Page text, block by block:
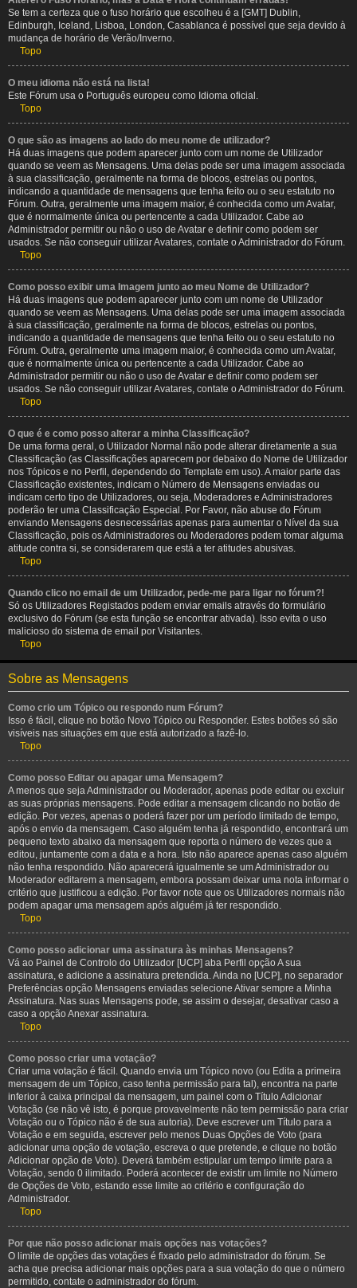
Se tem a certeza que o fuso horário que escolheu é a [GMT] Dublin,
Edinburgh, Iceland, Lisboa, London, Casablanca é possível que seja devido à
mudança de horário de Verão/Inverno.
Topo
O meu idioma não está na lista!
Este Fórum usa o Português europeu como Idioma oficial.
Topo
O que são as imagens ao lado do meu nome de utilizador?
Há duas imagens que podem aparecer junto com um nome de Utilizador
quando se veem as Mensagens. Uma delas pode ser uma imagem associada
à sua classificação, geralmente na forma de blocos, estrelas ou pontos,
indicando a quantidade de mensagens que tenha feito ou o seu estatuto no
Fórum. Outra, geralmente uma imagem maior, é conhecida como um Avatar,
que é normalmente única ou pertencente a cada Utilizador. Cabe ao
Administrador permitir ou não o uso de Avatar e definir como podem ser
usados. Se não conseguir utilizar Avatares, contate o Administrador do Fórum.
Topo
Como posso exibir uma Imagem junto ao meu Nome de Utilizador?
Há duas imagens que podem aparecer junto com um nome de Utilizador
quando se veem as Mensagens. Uma delas pode ser uma imagem associada
à sua classificação, geralmente na forma de blocos, estrelas ou pontos,
indicando a quantidade de mensagens que tenha feito ou o seu estatuto no
Fórum. Outra, geralmente uma imagem maior, é conhecida como um Avatar,
que é normalmente única ou pertencente a cada Utilizador. Cabe ao
Administrador permitir ou não o uso de Avatar e definir como podem ser
usados. Se não conseguir utilizar Avatares, contate o Administrador do Fórum.
Topo
O que é e como posso alterar a minha Classificação?
De uma forma geral, o Utilizador Normal não pode alterar diretamente a sua
Classificação (as Classificações aparecem por debaixo do Nome de Utilizador
nos Tópicos e no Perfil, dependendo do Template em uso). A maior parte das
Classificação existentes, indicam o Número de Mensagens enviadas ou
indicam certo tipo de Utilizadores, ou seja, Moderadores e Administradores
poderão ter uma Classificação Especial. Por Favor, não abuse do Fórum
enviando Mensagens desnecessárias apenas para aumentar o Nível da sua
Classificação, pois os Administradores ou Moderadores podem tomar alguma
atitude contra si, se considerarem que está a ter atitudes abusivas.
Topo
Quando clico no email de um Utilizador, pede-me para ligar no fórum?!
Só os Utilizadores Registados podem enviar emails através do formulário
exclusivo do Fórum (se esta função se encontrar ativada). Isso evita o uso
malicioso do sistema de email por Visitantes.
Topo
Sobre as Mensagens
Como crio um Tópico ou respondo num Fórum?
Isso é fácil, clique no botão Novo Tópico ou Responder. Estes botões só são
visíveis nas situações em que está autorizado a fazê-lo.
Topo
Como posso Editar ou apagar uma Mensagem?
A menos que seja Administrador ou Moderador, apenas pode editar ou excluir
as suas próprias mensagens. Pode editar a mensagem clicando no botão de
edição. Por vezes, apenas o poderá fazer por um período limitado de tempo,
após o envio da mensagem. Caso alguém tenha já respondido, encontrará um
pequeno texto abaixo da mensagem que reporta o número de vezes que a
editou, juntamente com a data e a hora. Isto não aparece apenas caso alguém
não tenha respondido. Não aparecerá igualmente se um Administrador ou
Moderador editarem a mensagem, embora possam deixar uma nota informar o
critério que justificou a edição. Por favor note que os Utilizadores normais não
podem apagar uma mensagem após alguém já ter respondido.
Topo
Como posso adicionar uma assinatura às minhas Mensagens?
Vá ao Painel de Controlo do Utilizador [UCP] aba Perfil opção A sua
assinatura, e adicione a assinatura pretendida. Ainda no [UCP], no separador
Preferências opção Mensagens enviadas selecione Ativar sempre a Minha
Assinatura. Nas suas Mensagens pode, se assim o desejar, desativar caso a
caso a opção Anexar assinatura.
Topo
Como posso criar uma votação?
Criar uma votação é fácil. Quando envia um Tópico novo (ou Edita a primeira
mensagem de um Tópico, caso tenha permissão para tal), encontra na parte
inferior à caixa principal da mensagem, um painel com o Título Adicionar
Votação (se não vê isto, é porque provavelmente não tem permissão para criar
Votação ou o Tópico não é de sua autoria). Deve escrever um Título para a
Votação e em seguida, escrever pelo menos Duas Opções de Voto (para
adicionar uma opção de votação, escreva o que pretende, e clique no botão
Adicionar opção de Voto). Deverá também estipular um tempo limite para a
Votação, sendo 0 ilimitado. Poderá acontecer de existir um limite no Número
de Opções de Voto, estando esse limite ao critério e configuração do
Administrador.
Topo
Por que não posso adicionar mais opções nas votações?
O limite de opções das votações é fixado pelo administrador do fórum. Se
acha que precisa adicionar mais opções para a sua votação do que o número
permitido, contate o administrador do fórum.